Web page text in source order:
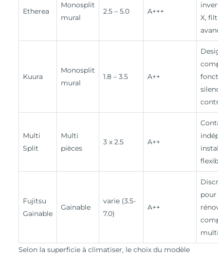
Etherea
Monosplit
mural
2.5 – 5.0 A+++
X,
Kuura
Monosplit
mural
1.8 – 3.5 A++
Multi
Split
Multi
pièces
3 x 2.5 A++
Fujitsu
Gainable
Gainable
varie (3.5-
7.0)
A++
pour
Selon la superficie à climatiser, le choix du modèle